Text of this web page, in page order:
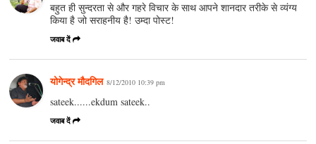
बहुत ही सुन्दरता से और गहरे विचार के साथ आपने शानदार तरीके से व्यंग्य
किया है जो सराहनीय है! उम्दा पोस्ट!
जवाब दें
योगेन्द्र मौदगिल 8/12/2010 10:39 pm
sateek......ekdum sateek..
जवाब दें